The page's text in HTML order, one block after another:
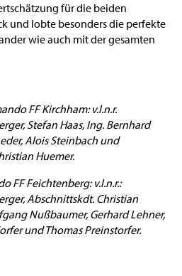
für die beiden
und lobte besonders die perfekte
wie auch mit der gesamten
FF Kirchham: v.l.n.r.
Stefan Haas, Ing. Bernhard
Alois Steinbach und
Huemer.
FF Feichtenberg: v.l.n.r.:
Abschnittskdt. Christian
Nußbaumer, Gerhard Lehner,
und Thomas Preinstorfer.